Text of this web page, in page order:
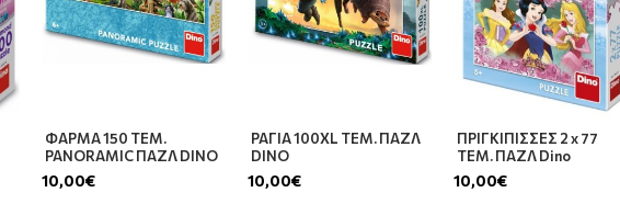
ΦΑΡΜΑ 150 ΤΕΜ.
PANORAMIC ΠΑΖΛ DINO
10,00€
ΡΑΓΙΑ 100XL ΤΕΜ. ΠΑΖΛ
DINO
10,00€
ΠΡΙΓΚΙΠΙΣΣΕΣ 2 x 77
ΤΕΜ. ΠΑΖΛ Dino
10,00€